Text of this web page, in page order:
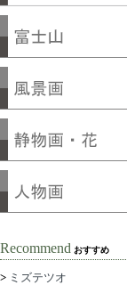
Recommend おすすめ
> ミズテツオ